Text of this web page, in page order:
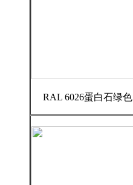
RAL 6026蛋白石绿色